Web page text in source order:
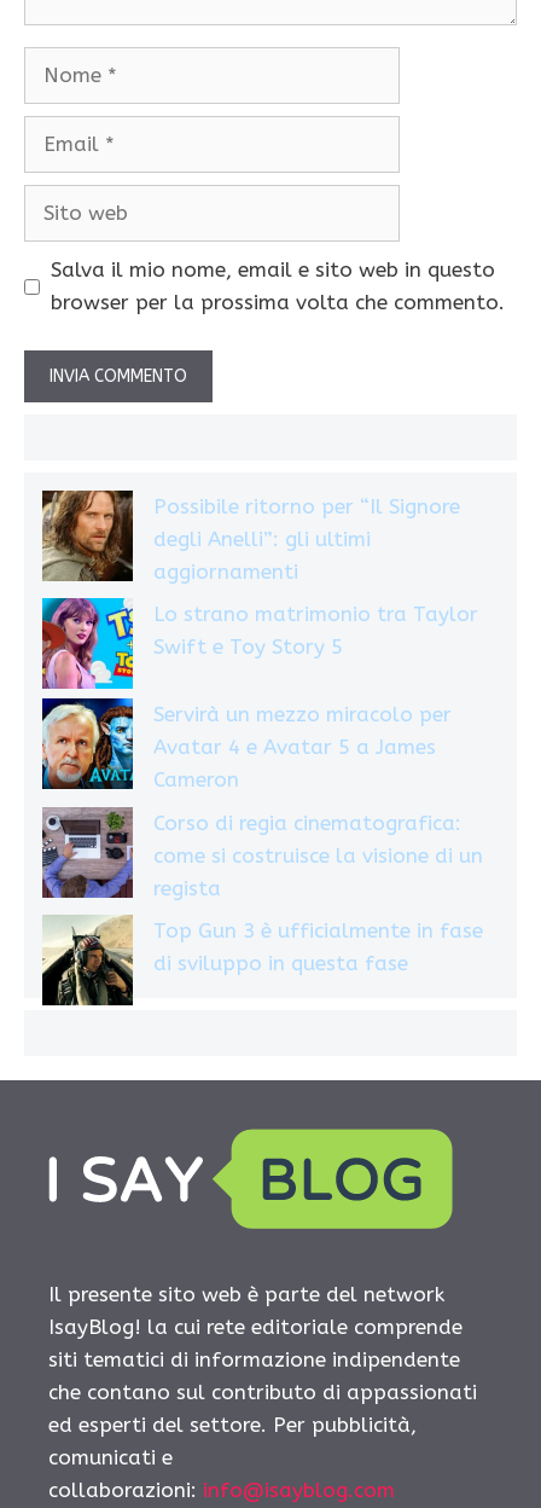
Nome
Email
Sito
Salva il mio nome, email e sito web in questo
browser per la prossima volta che commento.
Possibile ritorno per “Il Signore
degli Anelli”: gli ultimi
aggiornamenti
Lo strano matrimonio tra Taylor
Swift e Toy Story 5
Servirà un mezzo miracolo per
Avatar 4 e Avatar 5 a James
Cameron
Corso di regia cinematografica:
come si costruisce la visione di un
regista
Top Gun 3 è ufficialmente in fase
di sviluppo in questa fase
Il presente sito web è parte del network
IsayBlog! la cui rete editoriale comprende
siti tematici di informazione indipendente
che contano sul contributo di appassionati
ed esperti del settore. Per pubblicità,
comunicati e
collaborazioni: info@isayblog.com